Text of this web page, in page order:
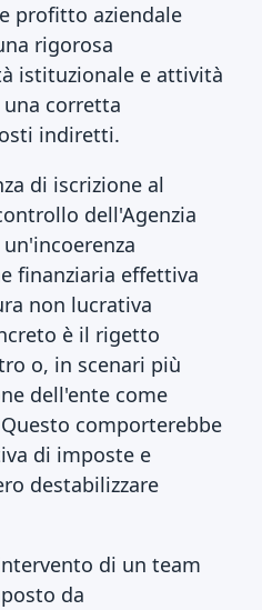
profitto aziendale
rigorosa
istituzionale e attività
una corretta
indiretti.
di iscrizione al
dell'Agenzia
finanziaria effettiva
non lucrativa
è il rigetto
o, in scenari più
dell'ente come
comporterebbe
di imposte e
destabilizzare
di un team
da